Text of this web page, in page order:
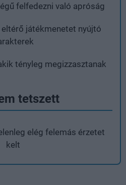
felfedezni való apróság
játékmenetet nyújtó
tényleg megizzasztanak
tetszett
elég felemás érzetet
kelt